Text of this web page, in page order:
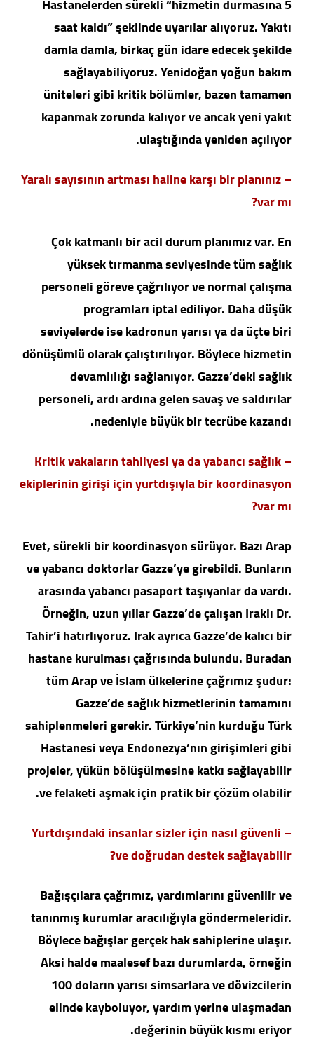
Hastanelerden sürekli “hizmetin durmasına 5
saat kaldı” şeklinde uyarılar alıyoruz. Yakıtı
damla damla, birkaç gün idare edecek şekilde
sağlayabiliyoruz. Yenidoğan yoğun bakım
üniteleri gibi kritik bölümler, bazen tamamen
kapanmak zorunda kalıyor ve ancak yeni yakıt
ulaştığında yeniden açılıyor.
– Yaralı sayısının artması haline karşı bir planınız
var mı?
Çok katmanlı bir acil durum planımız var. En
yüksek tırmanma seviyesinde tüm sağlık
personeli göreve çağrılıyor ve normal çalışma
programları iptal ediliyor. Daha düşük
seviyelerde ise kadronun yarısı ya da üçte biri
dönüşümlü olarak çalıştırılıyor. Böylece hizmetin
devamlılığı sağlanıyor. Gazze’deki sağlık
personeli, ardı ardına gelen savaş ve saldırılar
nedeniyle büyük bir tecrübe kazandı.
– Kritik vakaların tahliyesi ya da yabancı sağlık
ekiplerinin girişi için yurtdışıyla bir koordinasyon
var mı?
Evet, sürekli bir koordinasyon sürüyor. Bazı Arap
ve yabancı doktorlar Gazze’ye girebildi. Bunların
arasında yabancı pasaport taşıyanlar da vardı.
Örneğin, uzun yıllar Gazze’de çalışan Iraklı Dr.
Tahir’i hatırlıyoruz. Irak ayrıca Gazze’de kalıcı bir
hastane kurulması çağrısında bulundu. Buradan
tüm Arap ve İslam ülkelerine çağrımız şudur:
Gazze’de sağlık hizmetlerinin tamamını
sahiplenmeleri gerekir. Türkiye’nin kurduğu Türk
Hastanesi veya Endonezya’nın girişimleri gibi
projeler, yükün bölüşülmesine katkı sağlayabilir
ve felaketi aşmak için pratik bir çözüm olabilir.
– Yurtdışındaki insanlar sizler için nasıl güvenli
ve doğrudan destek sağlayabilir?
Bağışçılara çağrımız, yardımlarını güvenilir ve
tanınmış kurumlar aracılığıyla göndermeleridir.
Böylece bağışlar gerçek hak sahiplerine ulaşır.
Aksi halde maalesef bazı durumlarda, örneğin
100 doların yarısı simsarlara ve dövizcilerin
elinde kayboluyor, yardım yerine ulaşmadan
değerinin büyük kısmı eriyor.